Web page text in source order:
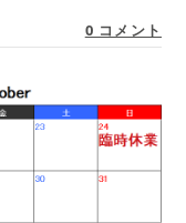
0 コメント